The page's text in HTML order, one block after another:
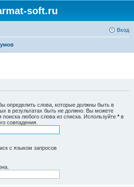
soft.ru
Вход
определить слова, которые должны быть в
в результатах быть не должно. Вы можете
поиска любого слова из списка. Используйте * в
совпадения.
с языком запросов